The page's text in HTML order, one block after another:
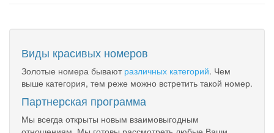
Виды красивых номеров
Золотые номера бывают различных категорий. Чем
выше категория, тем реже можно встретить такой номер.
Партнерская программа
Мы всегда открыты новым взаимовыгодным